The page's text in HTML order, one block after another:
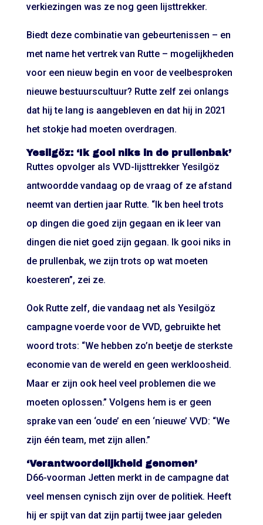
verkiezingen was ze nog geen lijsttrekker.
Biedt deze combinatie van gebeurtenissen – en
met name het vertrek van Rutte – mogelijkheden
voor een nieuw begin en voor de veelbesproken
nieuwe bestuurscultuur? Rutte zelf zei onlangs
dat hij te lang is aangebleven en dat hij in 2021
het stokje had moeten overdragen.
Yesilgöz: ‘Ik gooi niks in de prullenbak’
Ruttes opvolger als VVD-lijsttrekker Yesilgöz
antwoordde vandaag op de vraag of ze afstand
neemt van dertien jaar Rutte. “Ik ben heel trots
op dingen die goed zijn gegaan en ik leer van
dingen die niet goed zijn gegaan. Ik gooi niks in
de prullenbak, we zijn trots op wat moeten
koesteren”, zei ze.
Ook Rutte zelf, die vandaag net als Yesilgöz
campagne voerde voor de VVD, gebruikte het
woord trots: “We hebben zo’n beetje de sterkste
economie van de wereld en geen werkloosheid.
Maar er zijn ook heel veel problemen die we
moeten oplossen.” Volgens hem is er geen
sprake van een ‘oude’ en een ‘nieuwe’ VVD: “We
zijn één team, met zijn allen.”
‘Verantwoordelijkheid genomen’
D66-voorman Jetten merkt in de campagne dat
veel mensen cynisch zijn over de politiek. Heeft
hij er spijt van dat zijn partij twee jaar geleden